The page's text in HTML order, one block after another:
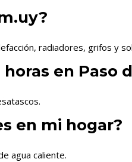
radiadores, grifos y
en Paso
en mi hogar?
agua caliente.